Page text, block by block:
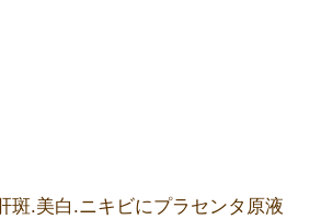
斑.美白.ニキビにプラセンタ原液